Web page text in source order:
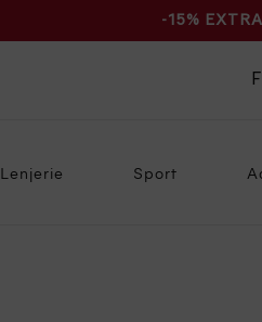
-15% EXTRA
Lenjerie Sport